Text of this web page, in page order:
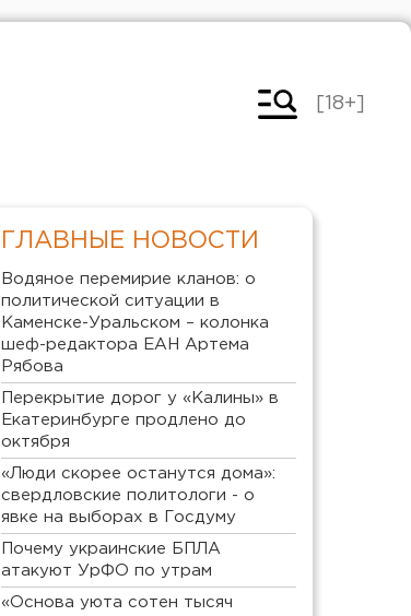
[18+]
ГЛАВНЫЕ НОВОСТИ
Водяное перемирие кланов: о
политической ситуации в
Каменске-Уральском – колонка
шеф-редактора ЕАН Артема
Рябова
Перекрытие дорог у «Калины» в
Екатеринбурге продлено до
октября
«Люди скорее останутся дома»:
свердловские политологи - о
явке на выборах в Госдуму
Почему украинские БПЛА
атакуют УрФО по утрам
«Основа уюта сотен тысяч